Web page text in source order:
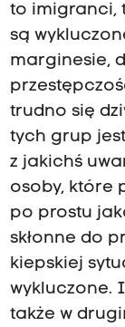
to imigranci,
są
marginesie,
trudno się
tych grup
z jakichś
osoby, które
po prostu
skłonne do
kiepskiej
wykluczone.
także w